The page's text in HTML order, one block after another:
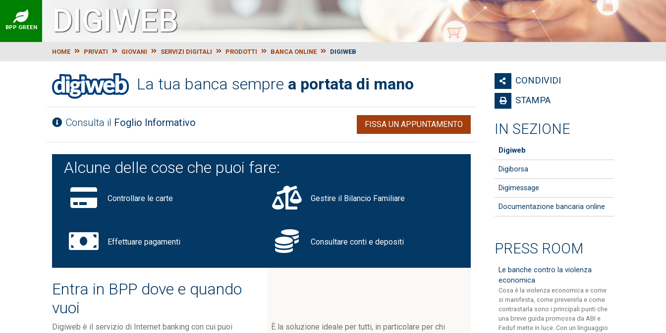
BPP GREEN DIGIWEB
HOME PRIVATI GIOVANI SERVIZI DIGITALI PRODOTTI BANCA ONLINE DIGIWEB
La tua banca sempre a portata di mano
Consulta il Foglio Informativo FISSA UN APPUNTAMENTO
Alcune delle cose che puoi fare:
Controllare le carte Gestire il Bilancio Familiare
Effettuare pagamenti Consultare conti e depositi
Entra in BPP dove e quando
vuoi
Digiweb è il servizio di Internet banking con cui puoi
È la soluzione ideale per tutti, in particolare per chi
CONDIVIDI
STAMPA
IN SEZIONE
Digiweb
Digiborsa
Digimessage
Documentazione bancaria online
PRESS ROOM
Le banche contro la violenza
economica
Cosa è la violenza economica e come
si manifesta, come prevenirla e come
contrastarla sono i principali punti che
una breve guida promossa da ABI e
Feduf mette in luce. Con un linguaggio